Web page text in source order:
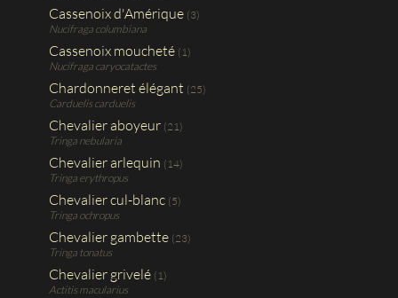
Cassenoix d'Amérique (3)
Nucifraga columbiana
Cassenoix moucheté (1)
Nucifraga caryocatactes
Chardonneret élégant (25)
Carduelis carduelis
Chevalier aboyeur (21)
Tringa nebularia
Chevalier arlequin (14)
Tringa erythropus
Chevalier cul-blanc (5)
Tringa ochropus
Chevalier gambette (23)
Tringa tonatus
Chevalier grivelé (1)
Actitis macularius